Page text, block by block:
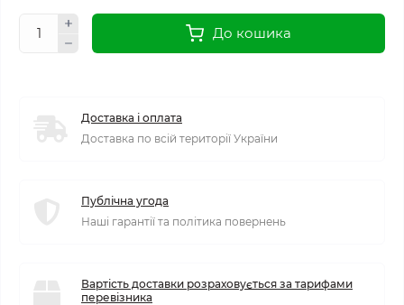
До кошика
Доставка і оплата
Доставка по всій території України
Публічна угода
Наші гарантії та політика повернень
Вартість доставки розраховується за тарифами
перевізника